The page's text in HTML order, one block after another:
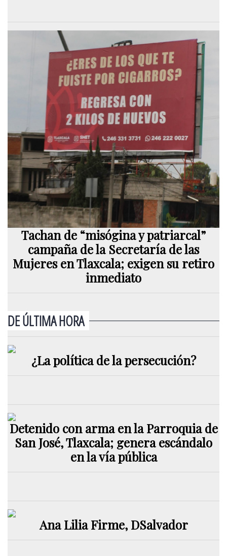
Tachan de “misógina y patriarcal”
campaña de la Secretaría de las
Mujeres en Tlaxcala; exigen su retiro
inmediato
DE ÚLTIMA HORA
¿La política de la persecución?
Detenido con arma en la Parroquia de
San José, Tlaxcala; genera escándalo
en la vía pública
Ana Lilia Firme, DSalvador